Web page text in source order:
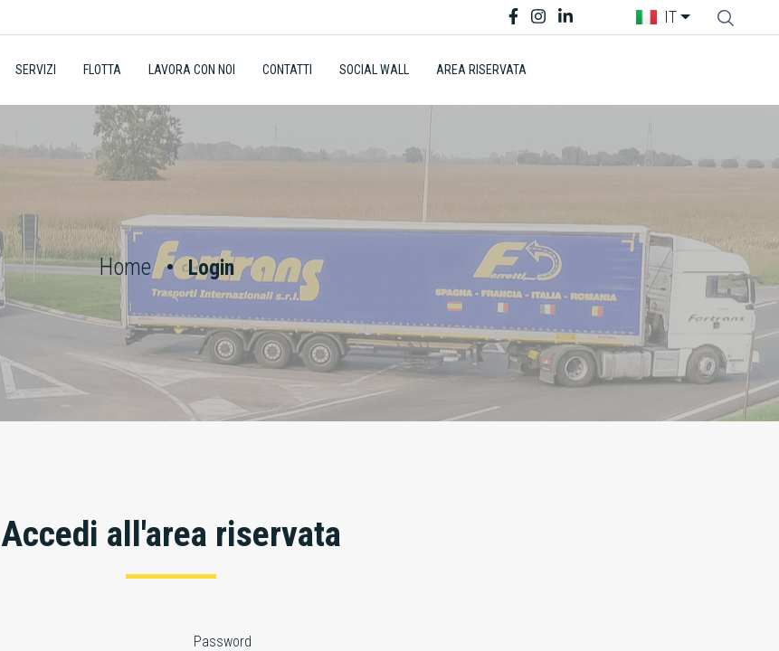
IT
SERVIZI FLOTTA LAVORA CON NOI CONTATTI SOCIAL WALL AREA RISERVATA
Home Login
Accedi all'area riservata
Password